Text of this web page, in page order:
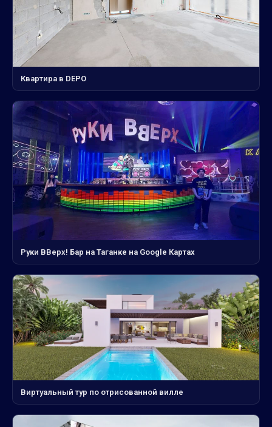
Квартира в DEPO
Руки ВВерх! Бар на Таганке на Google Картах
Виртуальный тур по отрисованной вилле